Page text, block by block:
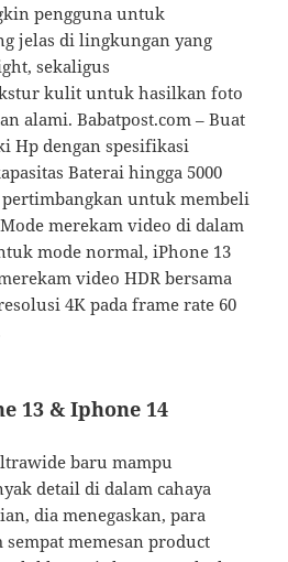
pengguna untuk
jelas di lingkungan yang
sekaligus
kulit untuk hasilkan foto
alami. Babatpost.com – Buat
Hp dengan spesifikasi
Baterai hingga 5000
pertimbangkan untuk membeli
merekam video di dalam
mode normal, iPhone 13
video HDR bersama
4K pada frame rate 60
13 & Iphone 14
baru mampu
detail di dalam cahaya
dia menegaskan, para
memesan product